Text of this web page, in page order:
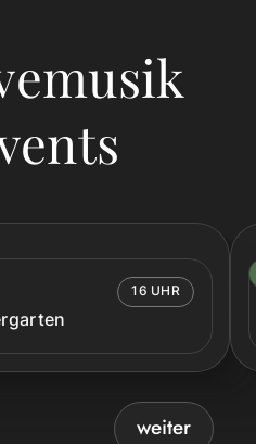
16 UHR
weiter